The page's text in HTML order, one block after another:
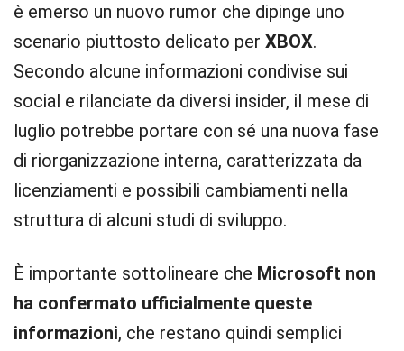
è emerso un nuovo rumor che dipinge uno
scenario piuttosto delicato per XBOX.
Secondo alcune informazioni condivise sui
social e rilanciate da diversi insider, il mese di
luglio potrebbe portare con sé una nuova fase
di riorganizzazione interna, caratterizzata da
licenziamenti e possibili cambiamenti nella
struttura di alcuni studi di sviluppo.
È importante sottolineare che Microsoft non
ha confermato ufficialmente queste
informazioni, che restano quindi semplici